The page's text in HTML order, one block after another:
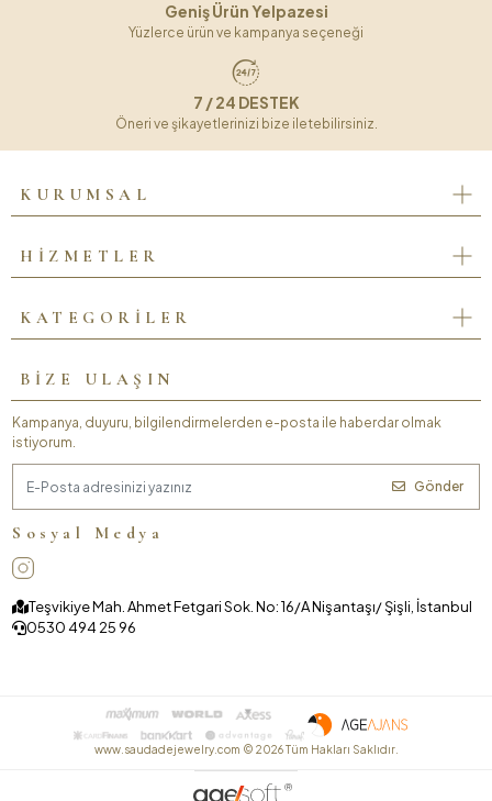
Geniş Ürün Yelpazesi
Yüzlerce ürün ve kampanya seçeneği
7 / 24 DESTEK
Öneri ve şikayetlerinizi bize iletebilirsiniz.
KURUMSAL
HİZMETLER
KATEGORİLER
BİZE ULAŞIN
Kampanya, duyuru, bilgilendirmelerden e-posta ile haberdar olmak
istiyorum.
Gönder
Sosyal Medya
Teşvikiye Mah. Ahmet Fetgari Sok. No: 16/A Nişantaşı/ Şişli, İstanbul
0530 494 25 96
www.saudadejewelry.com © 2026Tüm Hakları Saklıdır.